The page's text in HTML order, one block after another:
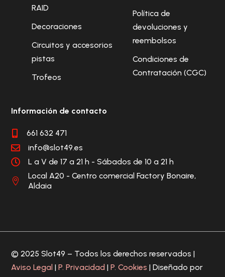
RAID
Decoraciones
Circuitos y accesorios
pistas
Trofeos
Política de
devoluciones y
reembolsos
Condiciones de
Contratación (CGC)
Información de contacto
 661 632 471
 info@slot49.es
 L a V de 17 a 21 h - Sábados de 10 a 21 h

Local A20 - Centro comercial Factory Bonaire,
Aldaia
© 2025 Slot49 – Todos los derechos reservados |
Aviso Legal |P. Privacidad |P. Cookies | Diseñado por